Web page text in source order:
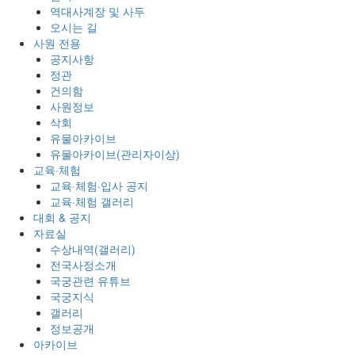
역대사계장 및 사두
오시는 길
사원 전용
공지사항
정관
건의함
사원정보
삭회
유물아카이브
유물아카이브(관리자이상)
교육·체험
교육·체험·입사 공지
교육·체험 갤러리
대회 & 공지
자료실
수상내역(갤러리)
전국사정소개
국궁관련 유튜브
국궁지식
갤러리
정보공개
아카이브